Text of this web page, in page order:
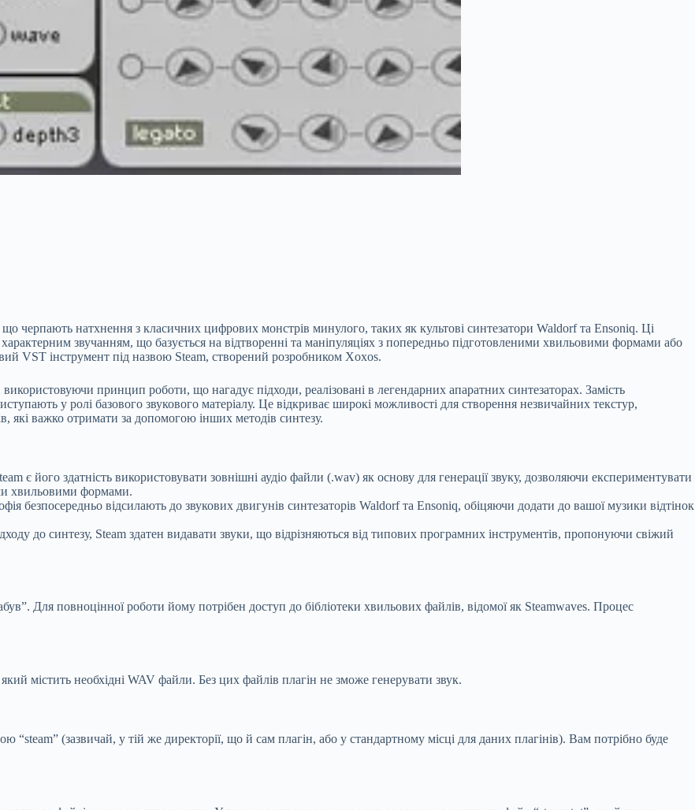
що черпають натхнення з класичних цифрових монстрів минулого, таких як культові синтезатори Waldorf та Ensoniq. Ці
звучанням, що базується на відтворенні та маніпуляціях з попередньо підготовленими хвильовими формами або
VST інструмент під назвою Steam, створений розробником Xoxos.
принцип роботи, що нагадує підходи, реалізовані в легендарних апаратних синтезаторах. Замість
у ролі базового звукового матеріалу. Це відкриває широкі можливості для створення незвичайних текстур,
які важко отримати за допомогою інших методів синтезу.
є його здатність використовувати зовнішні аудіо файли (.wav) як основу для генерації звуку, дозволяючи експериментувати
хвильовими формами.
безпосередньо відсилають до звукових двигунів синтезаторів Waldorf та Ensoniq, обіцяючи додати до вашої музики відтінок
до синтезу, Steam здатен видавати звуки, що відрізняються від типових програмних інструментів, пропонуючи свіжий
Для повноцінної роботи йому потрібен доступ до бібліотеки хвильових файлів, відомої як Steamwaves. Процес
містить необхідні WAV файли. Без цих файлів плагін не зможе генерувати звук.
“steam” (зазвичай, у тій же директорії, що й сам плагін, або у стандартному місці для даних плагінів). Вам потрібно буде